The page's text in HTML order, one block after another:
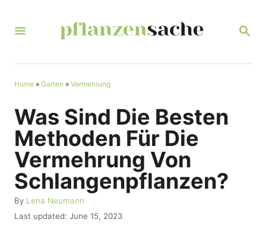
S
R
Home » Garten » Vermehrung
Was Sind Die Besten
Methoden Für Die
Vermehrung Von
Schlangenpflanzen?
By A
u
Lena Neumann
PLast updated: June 15, 2023